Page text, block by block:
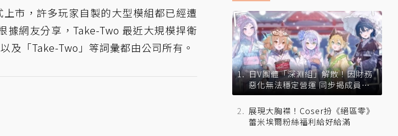
市，許多玩家自製的大型模組都已經遭
據網友分享，Take-Two 最近大規模捍衛
及「Take-Two」等詞彙都由公司所有。
日V團體「深淵組」解散！因財務
惡化無法穩定營運 同步揭成員未
來去向
展現大胸襟！Coser扮《絕區零》
蕾米埃爾粉絲福利給好給滿